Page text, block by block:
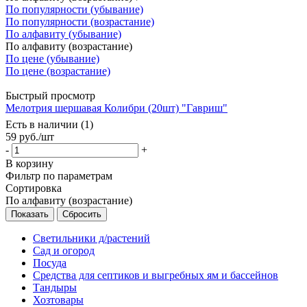
По популярности (убывание)
По популярности (возрастание)
По алфавиту (убывание)
По алфавиту (возрастание)
По цене (убывание)
По цене (возрастание)
Быстрый просмотр
Мелотрия шершавая Колибри (20шт) "Гавриш"
Есть в наличии (1)
59 руб./шт
-
+
В корзину
Фильтр по параметрам
Сортировка
По алфавиту (возрастание)
Сбросить
Светильники д/растений
Сад и огород
Посуда
Средства для септиков и выгребных ям и бассейнов
Тандыры
Хозтовары